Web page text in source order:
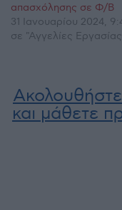
απασχόλησης σε Φ/Β
31 Ιανουαρίου 2024,
σε "Αγγελίες
και μάθετε